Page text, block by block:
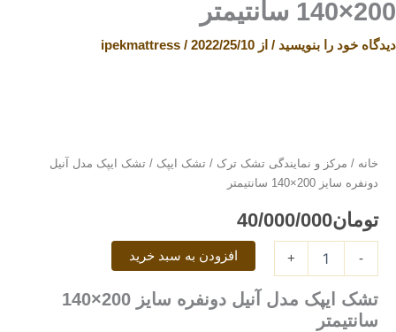
200×140 سانتیمتر
دیدگاه‌ خود را بنویسید / از ipekmattress / 2022/25/10
خانه / مرکز و نمایندگی تشک ترک / تشک ایپک / تشک ایپک مدل آنیل
دونفره سایز 200×140 سانتیمتر
تومان40/000/000
-
آنیل
دونفره
200×140
سانتیمتر
عدد
+ افزودن به سبد خرید
تشک ایپک مدل آنیل دونفره سایز 200×140
سانتیمتر